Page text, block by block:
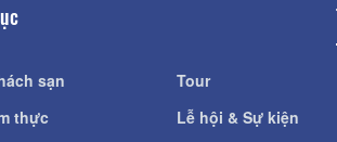
sạn
thực
Tour
Lễ hội & Sự kiện